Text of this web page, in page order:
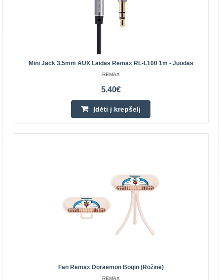
ilgos kelionės automobiliu! Remax automobilinis įkroviklis
4.50€
Pridėti prie pageidavimų sąrašo
Mini Jack 3.5mm AUX Laidas Remax RL-L100 1m - Juodas
REMAX
5.40€
Įdėti į krepšelį
Fan Remax Doraemon Boqin (rožinė)
REMAX